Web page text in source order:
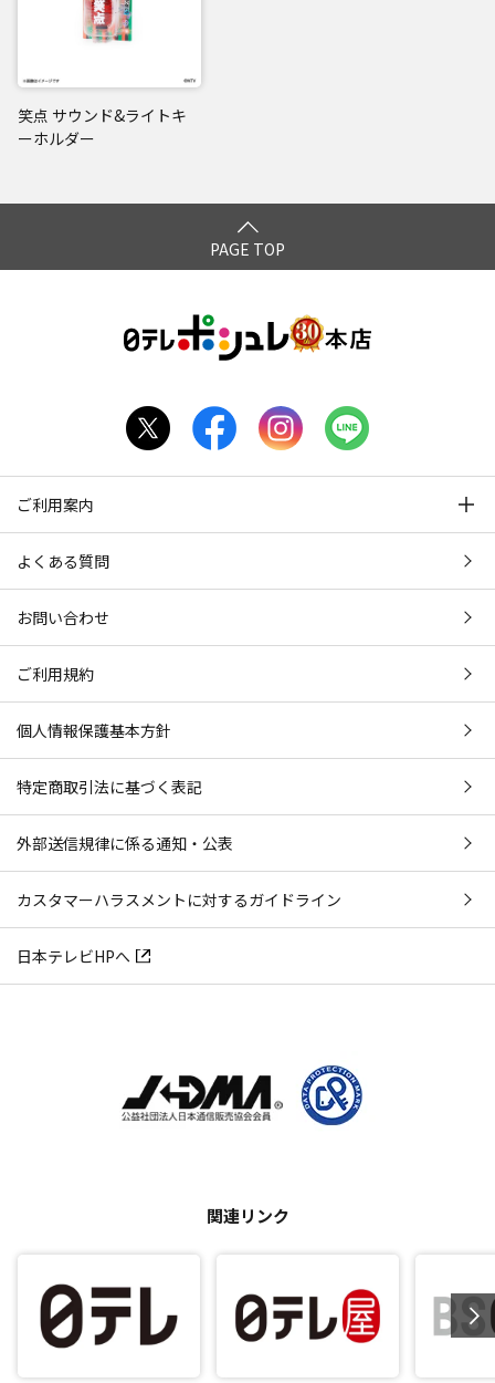
笑点 サウンド&ライトキ
ーホルダー
PAGE TOP
ご利用案内
よくある質問
お問い合わせ
ご利用規約
個人情報保護基本方針
特定商取引法に基づく表記
外部送信規律に係る通知・公表
カスタマーハラスメントに対するガイドライン
日本テレビHPへ
関連リンク